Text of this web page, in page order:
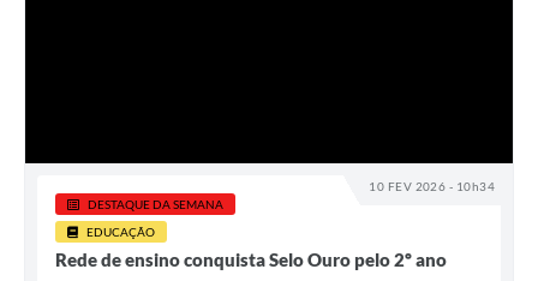
10 FEV 2026 - 10h34
DESTAQUE DA SEMANA
EDUCAÇÃO
Rede de ensino conquista Selo Ouro pelo 2º ano